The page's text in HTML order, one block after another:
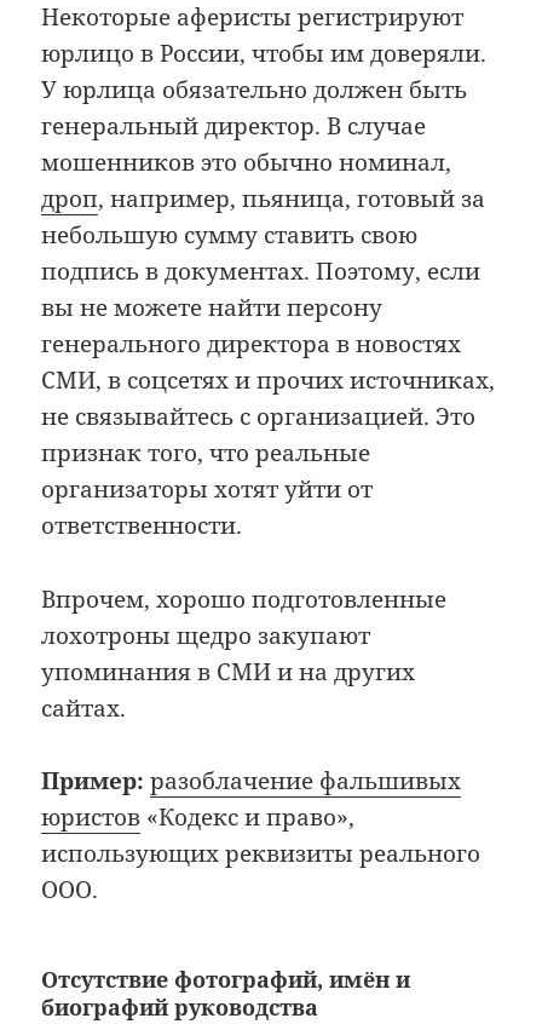
Некоторые аферисты регистрируют
юрлицо в России, чтобы им доверяли.
У юрлица обязательно должен быть
генеральный директор. В случае
мошенников это обычно номинал,
дроп, например, пьяница, готовый за
небольшую сумму ставить свою
подпись в документах. Поэтому, если
вы не можете найти персону
генерального директора в новостях
СМИ, в соцсетях и прочих источниках,
не связывайтесь с организацией. Это
признак того, что реальные
организаторы хотят уйти от
ответственности.
Впрочем, хорошо подготовленные
лохотроны щедро закупают
упоминания в СМИ и на других
сайтах.
Пример: разоблачение фальшивых
юристов «Кодекс и право»,
использующих реквизиты реального
ООО.
Отсутствие фотографий, имён и
биографий руководства